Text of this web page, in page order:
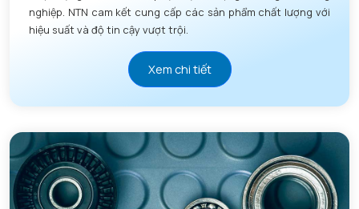
nghiệp. NTN cam kết cung cấp các sản phẩm chất lượng với
hiệu suất và độ tin cậy vượt trội.
Xem chi tiết